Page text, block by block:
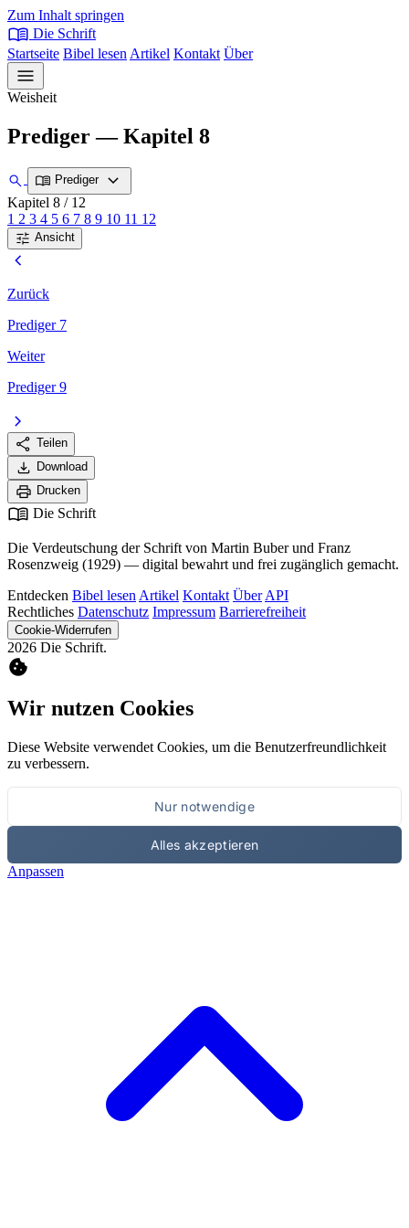
Zum Inhalt springen
menu_book Die Schrift
Startseite Bibel lesen Artikel Kontakt Über
menu
Weisheit
Prediger — Kapitel 8
search menu_book Prediger expand_more
Kapitel 8 / 12
1 2 3 4 5 6 7 8 9 10 11 12
tune Ansicht
chevron_left
Zurück
Prediger 7
Weiter
Prediger 9
chevron_right
share Teilen
download Download
print Drucken
menu_book Die Schrift
Die Verdeutschung der Schrift von Martin Buber und Franz
Rosenzweig (1929) — digital bewahrt und frei zugänglich gemacht.
Entdecken Bibel lesen Artikel Kontakt Über API
Rechtliches Datenschutz Impressum Barrierefreiheit
Cookie-Widerrufen
2026 Die Schrift.
cookie
Wir nutzen Cookies
Diese Website verwendet Cookies, um die Benutzerfreundlichkeit
zu verbessern.
Nur notwendige
Alles akzeptieren
Anpassen